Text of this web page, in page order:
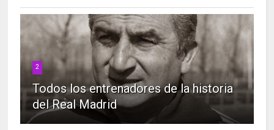
2
Todos los entrenadores de la historia
del Real Madrid